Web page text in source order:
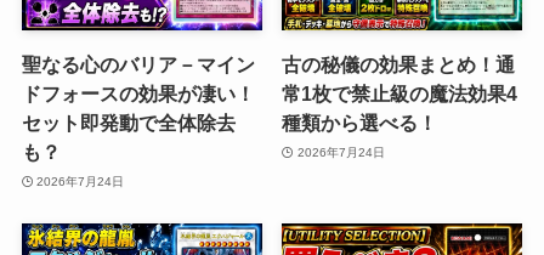
聖なる心のバリア－マイン
ドフォースの効果が凄い！
セット即発動で全体除去
も？
2026年7月24日
古の秘儀の効果まとめ！通
常1枚で禁止級の魔法効果4
種類から選べる！
2026年7月24日